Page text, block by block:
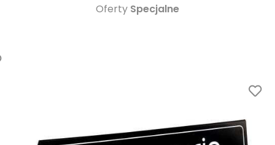
Oferty Specjalne